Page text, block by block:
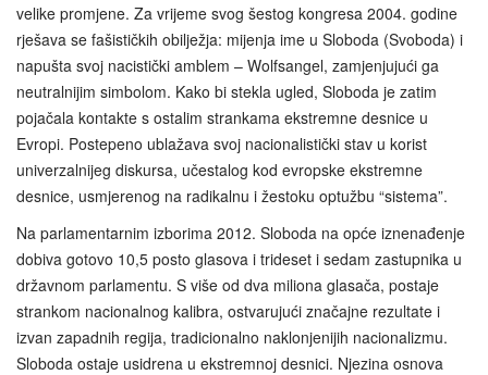
velike promjene. Za vrijeme svog šestog kongresa 2004. godine
rješava se fašističkih obilježja: mijenja ime u Sloboda (Svoboda) i
napušta svoj nacistički amblem – Wolfsangel, zamjenjujući ga
neutralnijim simbolom. Kako bi stekla ugled, Sloboda je zatim
pojačala kontakte s ostalim strankama ekstremne desnice u
Evropi. Postepeno ublažava svoj nacionalistički stav u korist
univerzalnijeg diskursa, učestalog kod evropske ekstremne
desnice, usmjerenog na radikalnu i žestoku optužbu “sistema”.
Na parlamentarnim izborima 2012. Sloboda na opće iznenađenje
dobiva gotovo 10,5 posto glasova i trideset i sedam zastupnika u
državnom parlamentu. S više od dva miliona glasača, postaje
strankom nacionalnog kalibra, ostvarujući značajne rezultate i
izvan zapadnih regija, tradicionalno naklonjenijih nacionalizmu.
Sloboda ostaje usidrena u ekstremnoj desnici. Njezina osnova